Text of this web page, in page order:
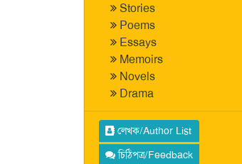
Stories
Poems
Essays
Memoirs
Novels
Drama
লেখক/Author List
চিঠিপত্র/Feedback